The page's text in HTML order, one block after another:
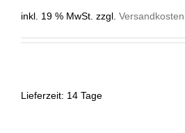
inkl. 19 % MwSt. zzgl. Versandkosten
Lieferzeit: 14 Tage